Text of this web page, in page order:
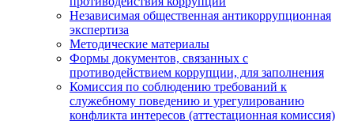
Независимая общественная антикоррупционная
экспертиза
Методические материалы
Формы документов, связанных с
противодействием коррупции, для заполнения
Комиссия по соблюдению требований к
служебному поведению и урегулированию
конфликта интересов (аттестационная комиссия)